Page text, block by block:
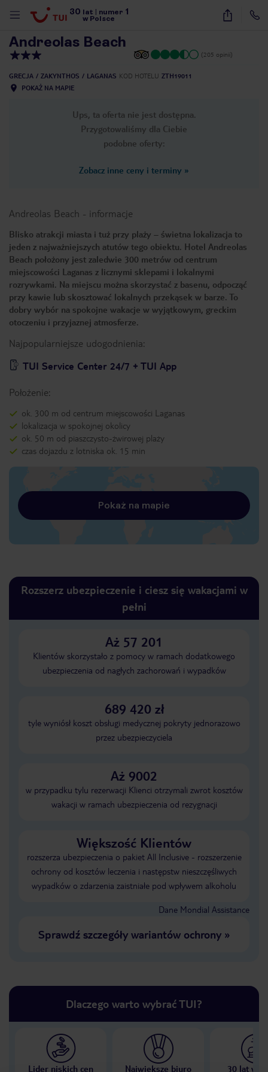
30 lat numer 1
w Polsce
20
Andreolas Beach
(205 opinii)
GRECJA ZAKYNTHOS LAGANAS KOD HOTELU ZTH19011
POKAŻ NA MAPIE
Ups, ta oferta nie jest dostępna.
Przygotowaliśmy dla Ciebie
podobne oferty:
Zobacz inne ceny i terminy »
Andreolas Beach - informacje
Blisko atrakcji miasta i tuż przy plaży – świetna lokalizacja to
jeden z najważniejszych atutów tego obiektu. Hotel Andreolas
Beach położony jest zaledwie 300 metrów od centrum
miejscowości Laganas z licznymi sklepami i lokalnymi
rozrywkami. Na miejscu można skorzystać z basenu, odpocząć
przy kawie lub skosztować lokalnych przekąsek w barze. To
dobry wybór na spokojne wakacje w wyjątkowym, greckim
otoczeniu i przyjaznej atmosferze.
Najpopularniejsze udogodnienia:
TUI Service Center 24/7 + TUI App
Położenie:
ok. 300 m od centrum miejscowości Laganas
lokalizacja w spokojnej okolicy
ok. 50 m od piaszczysto-żwirowej plaży
czas dojazdu z lotniska ok. 15 min
Pokaż na mapie
Rozszerz ubezpieczenie i ciesz się wakacjami w
pełni
Aż 57 201
Klientów skorzystało z pomocy w ramach dodatkowego
ubezpieczenia od nagłych zachorowań i wypadków
689 420 zł
tyle wyniósł koszt obsługi medycznej pokryty jednorazowo
przez ubezpieczyciela
Aż 9002
w przypadku tylu rezerwacji Klienci otrzymali zwrot kosztów
wakacji w ramach ubezpieczenia od rezygnacji
Większość Klientów
rozszerza ubezpieczenia o pakiet All Inclusive - rozszerzenie
ochrony od kosztów leczenia i następstw nieszczęśliwych
wypadków o zdarzenia zaistniałe pod wpływem alkoholu
Dane Mondial Assistance
Sprawdź szczegóły wariantów ochrony»
Dlaczego warto wybrać TUI?
Lider niskich cen Największe biuro 30 lat w